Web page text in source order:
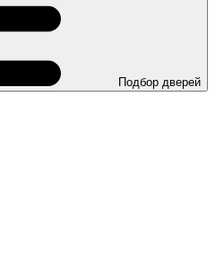
Подбор дверей